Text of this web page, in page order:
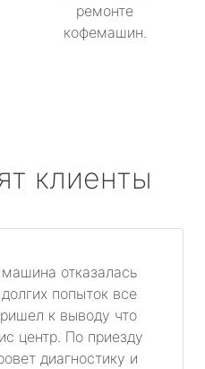
ремонте
кофемашин.
клиенты
отказалась
попыток все
к выводу что
центр. По приезду
диагностику и